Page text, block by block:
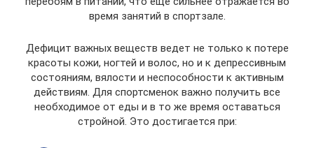
время занятий в спортзале.
Дефицит важных веществ ведет не только к потере
красоты кожи, ногтей и волос, но и к депрессивным
состояниям, вялости и неспособности к активным
действиям. Для спортсменок важно получить все
необходимое от еды и в то же время оставаться
стройной. Это достигается при: